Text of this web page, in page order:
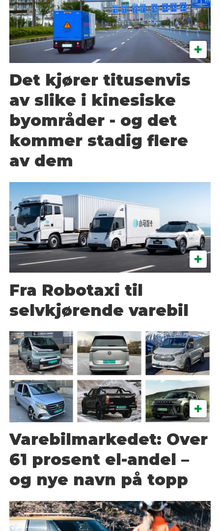
Det kjører titusenvis
av slike i kinesiske
byområder - og det
kommer stadig flere
av dem
Fra Robotaxi til
selvkjørende varebil
Varebilmarkedet: Over
61 prosent el-andel –
og nye navn på topp